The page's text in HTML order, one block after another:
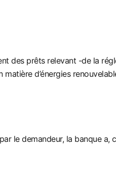
des prêts relevant -de la
d’énergies
le demandeur, la banque